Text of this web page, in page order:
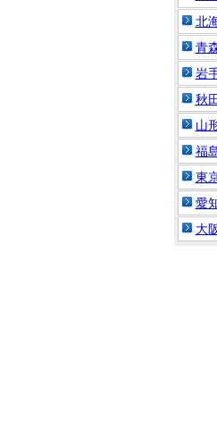
北
青
岩
秋
山
福
東
愛
大